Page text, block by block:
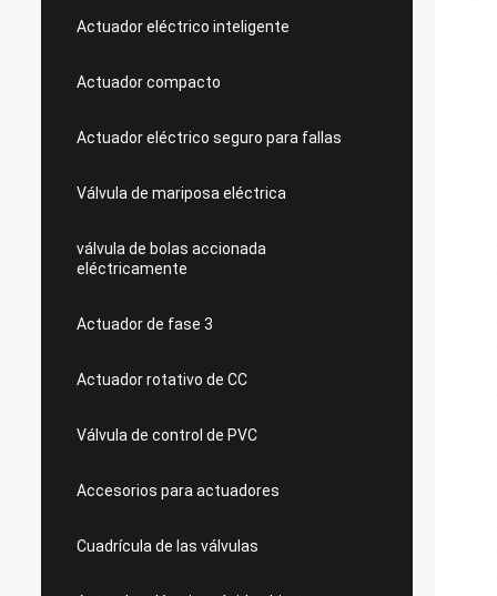
Actuador eléctrico inteligente
Actuador compacto
Actuador eléctrico seguro para fallas
Válvula de mariposa eléctrica
válvula de bolas accionada
eléctricamente
Actuador de fase 3
Actuador rotativo de CC
Válvula de control de PVC
Accesorios para actuadores
Cuadrícula de las válvulas